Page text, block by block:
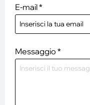
E-mail*
Messaggio *